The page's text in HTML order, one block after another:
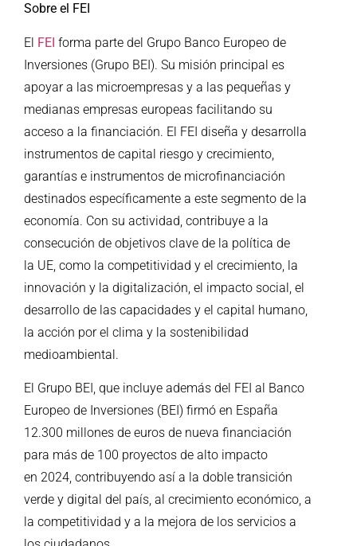
Sobre el FEI
El FEI forma parte del Grupo Banco Europeo de
Inversiones (Grupo BEI). Su misión principal es
apoyar a las microempresas y a las pequeñas y
medianas empresas europeas facilitando su
acceso a la financiación. El FEI diseña y desarrolla
instrumentos de capital riesgo y crecimiento,
garantías e instrumentos de microfinanciación
destinados específicamente a este segmento de la
economía. Con su actividad, contribuye a la
consecución de objetivos clave de la política de
la UE, como la competitividad y el crecimiento, la
innovación y la digitalización, el impacto social, el
desarrollo de las capacidades y el capital humano,
la acción por el clima y la sostenibilidad
medioambiental.
El Grupo BEI, que incluye además del FEI al Banco
Europeo de Inversiones (BEI) firmó en España
12.300 millones de euros de nueva financiación
para más de 100 proyectos de alto impacto
en 2024, contribuyendo así a la doble transición
verde y digital del país, al crecimiento económico, a
la competitividad y a la mejora de los servicios a